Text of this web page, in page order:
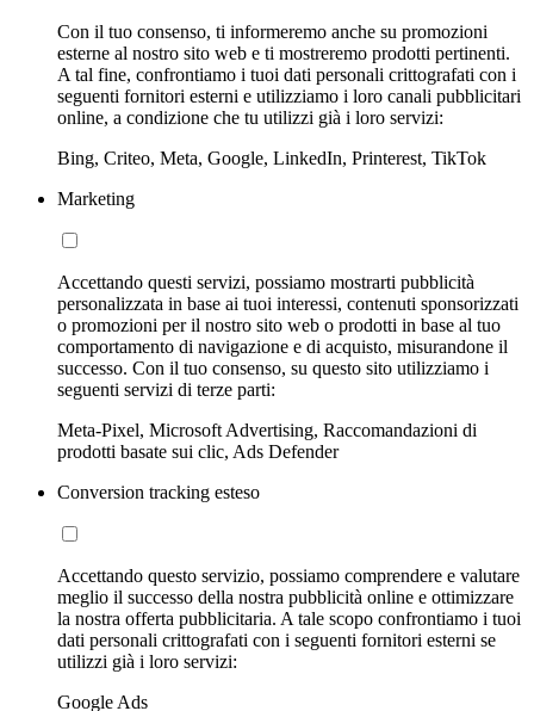
Con il tuo consenso, ti informeremo anche su promozioni
esterne al nostro sito web e ti mostreremo prodotti pertinenti.
A tal fine, confrontiamo i tuoi dati personali crittografati con i
seguenti fornitori esterni e utilizziamo i loro canali pubblicitari
online, a condizione che tu utilizzi già i loro servizi:
Bing, Criteo, Meta, Google, LinkedIn, Printerest, TikTok
Marketing
Accettando questi servizi, possiamo mostrarti pubblicità
personalizzata in base ai tuoi interessi, contenuti sponsorizzati
o promozioni per il nostro sito web o prodotti in base al tuo
comportamento di navigazione e di acquisto, misurandone il
successo. Con il tuo consenso, su questo sito utilizziamo i
seguenti servizi di terze parti:
Meta-Pixel, Microsoft Advertising, Raccomandazioni di
prodotti basate sui clic, Ads Defender
Conversion tracking esteso
Accettando questo servizio, possiamo comprendere e valutare
meglio il successo della nostra pubblicità online e ottimizzare
la nostra offerta pubblicitaria. A tale scopo confrontiamo i tuoi
dati personali crittografati con i seguenti fornitori esterni se
utilizzi già i loro servizi:
Google Ads